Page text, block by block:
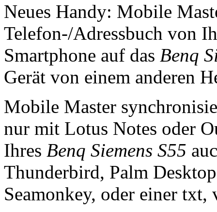
Neues Handy: Mobile
Telefon-/Adressbuch von
Smartphone auf das Benq
Gerät von einem anderen
Mobile Master
nur mit Lotus Notes oder
Ihres Benq Siemens S55
Thunderbird, Palm
Seamonkey, oder einer